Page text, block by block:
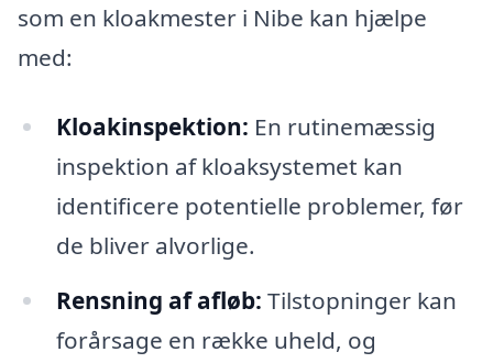
som en kloakmester i Nibe kan hjælpe
med:
Kloakinspektion: En rutinemæssig
inspektion af kloaksystemet kan
identificere potentielle problemer, før
de bliver alvorlige.
Rensning af afløb: Tilstopninger kan
forårsage en række uheld, og